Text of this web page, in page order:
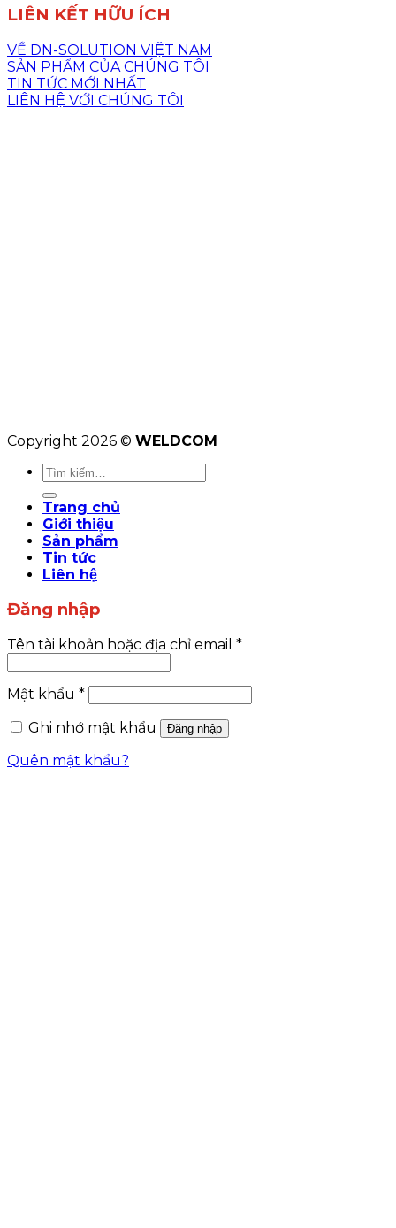
LIÊN KẾT HỮU ÍCH
VỀ DN-SOLUTION VIỆT NAM
SẢN PHẨM CỦA CHÚNG TÔI
TIN TỨC MỚI NHẤT
LIÊN HỆ VỚI CHÚNG TÔI
Copyright 2026 © WELDCOM
Tìm
kiếm:
Trang chủ
Giới thiệu
Sản phẩm
Tin tức
Liên hệ
Đăng nhập
Tên tài khoản hoặc địa chỉ email *
Mật khẩu *
Ghi nhớ mật khẩu
Đăng nhập
Quên mật khẩu?